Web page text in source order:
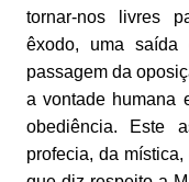
tornar-nos livres
êxodo, uma
passagem da
a vontade humana
obediência. Este
profecia, da